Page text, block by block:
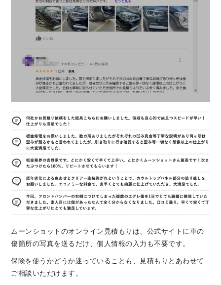
ムーンショットのオンライン見積もりは、公式サイトに車の
傷箇所の写真を送るだけ、個人情報の入力も不要です。
保険を使うかどうか迷っていることも、見積もりとあわせて
ご相談いただけます。